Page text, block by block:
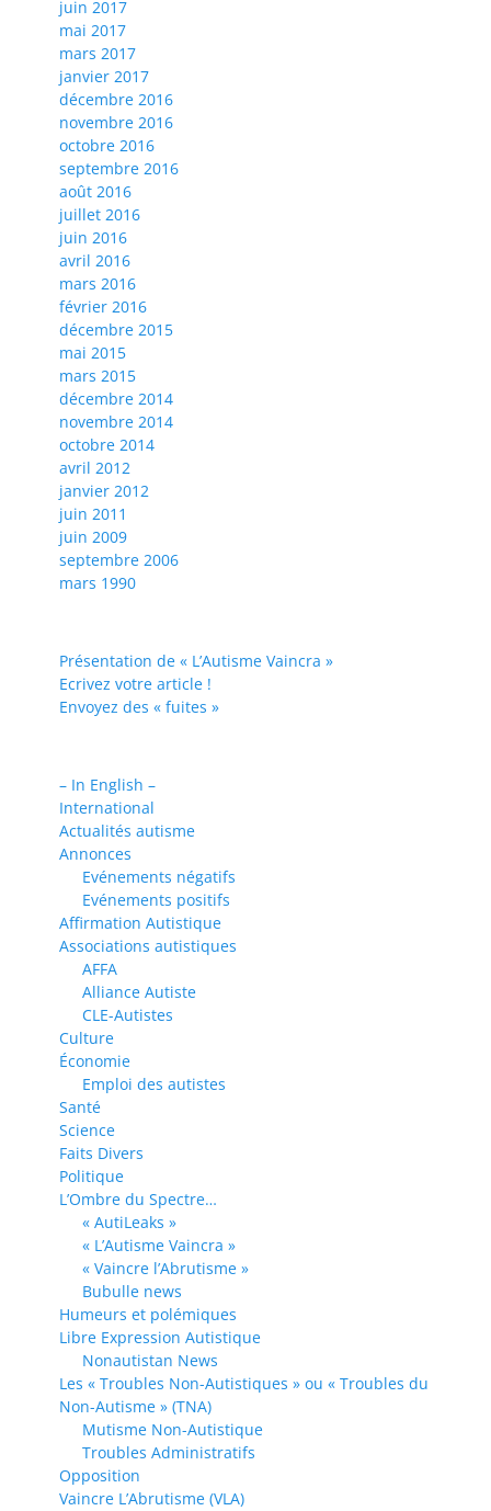
juin 2017
mai 2017
mars 2017
janvier 2017
décembre 2016
novembre 2016
octobre 2016
septembre 2016
août 2016
juillet 2016
juin 2016
avril 2016
mars 2016
février 2016
décembre 2015
mai 2015
mars 2015
décembre 2014
novembre 2014
octobre 2014
avril 2012
janvier 2012
juin 2011
juin 2009
septembre 2006
mars 1990
Présentation de « L’Autisme Vaincra »
Ecrivez votre article !
Envoyez des « fuites »
– In English –
International
Actualités autisme
Annonces
Evénements négatifs
Evénements positifs
Affirmation Autistique
Associations autistiques
AFFA
Alliance Autiste
CLE-Autistes
Culture
Économie
Emploi des autistes
Santé
Science
Faits Divers
Politique
L’Ombre du Spectre…
« AutiLeaks »
« L’Autisme Vaincra »
« Vaincre l’Abrutisme »
Bubulle news
Humeurs et polémiques
Libre Expression Autistique
Nonautistan News
Les « Troubles Non-Autistiques » ou « Troubles du
Non-Autisme » (TNA)
Mutisme Non-Autistique
Troubles Administratifs
Opposition
Vaincre L’Abrutisme (VLA)